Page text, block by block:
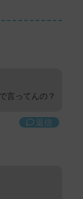
言ってんの？
返信